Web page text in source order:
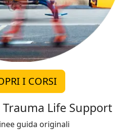
I CORSI
Life Support
guida originali